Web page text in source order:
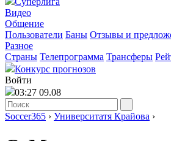
Видео
Общение
Пользователи Баны Отзывы и
Разное
Страны Телепрограмма Трансферы
Конкурс прогнозов
Войти
03:27 09.08
Soccer365 › Университатя Крайова ›